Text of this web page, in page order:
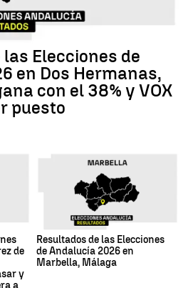
Elecciones de
en Dos Hermanas,
con el 38% y VOX
puesto
de
y
Resultados de las Elecciones
de Andalucía 2026 en
Marbella, Málaga